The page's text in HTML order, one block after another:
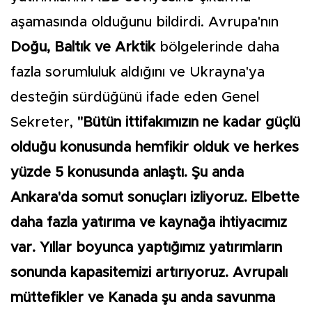
aşamasında olduğunu bildirdi. Avrupa'nın
Doğu, Baltık ve Arktikbölgelerinde daha
fazla sorumluluk aldığını ve Ukrayna'ya
desteğin sürdüğünü ifade eden Genel
Sekreter, "Bütün ittifakımızın ne kadar güçlü
olduğu konusunda hemfikir olduk ve herkes
yüzde 5 konusunda anlaştı. Şu anda
Ankara'da somut sonuçları izliyoruz. Elbette
daha fazla yatırıma ve kaynağa ihtiyacımız
var. Yıllar boyunca yaptığımız yatırımların
sonunda kapasitemizi artırıyoruz. Avrupalı
müttefikler ve Kanada şu anda savunma